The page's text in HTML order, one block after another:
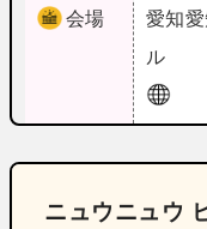
会場 愛知
ル
ニュウニュウ